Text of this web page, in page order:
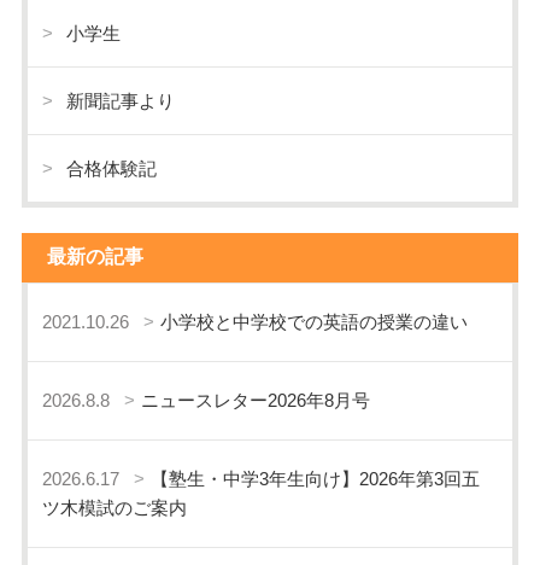
小学生
新聞記事より
合格体験記
最新の記事
2021.10.26 小学校と中学校での英語の授業の違い
2026.8.8 ニュースレター2026年8月号
2026.6.17
【塾生・中学3年生向け】2026年第3回五
ツ木模試のご案内